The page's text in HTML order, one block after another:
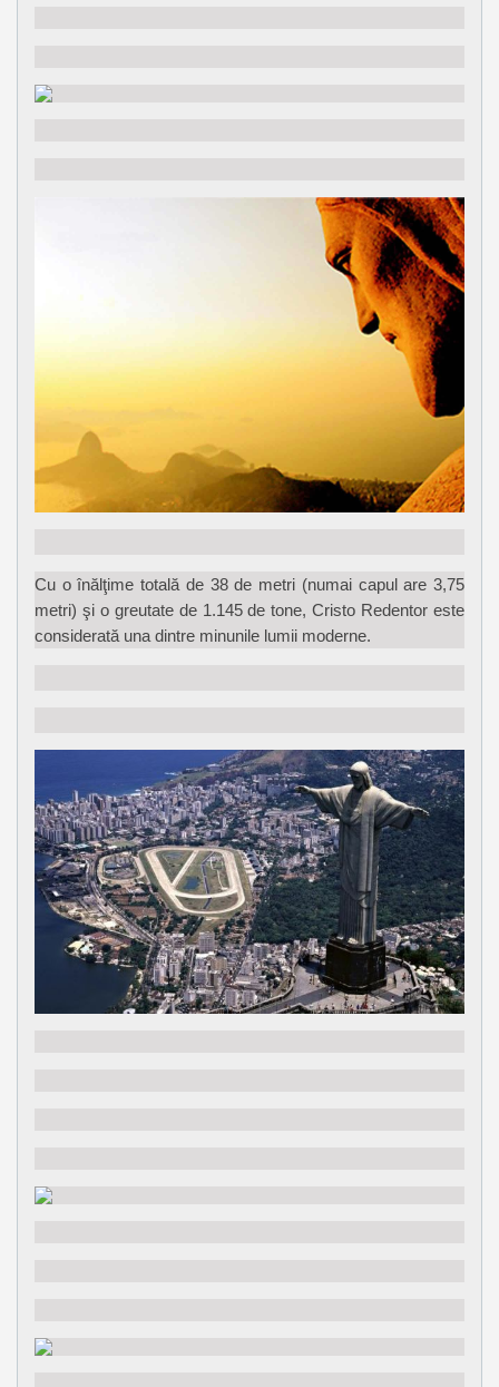
Cu o înălţime totală de 38 de metri (numai capul are 3,75
metri) şi o greutate de 1.145 de tone, Cristo Redentor este
considerată una dintre minunile lumii moderne.